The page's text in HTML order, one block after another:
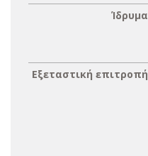
Ίδρυμα
Εξεταστική επιτροπή